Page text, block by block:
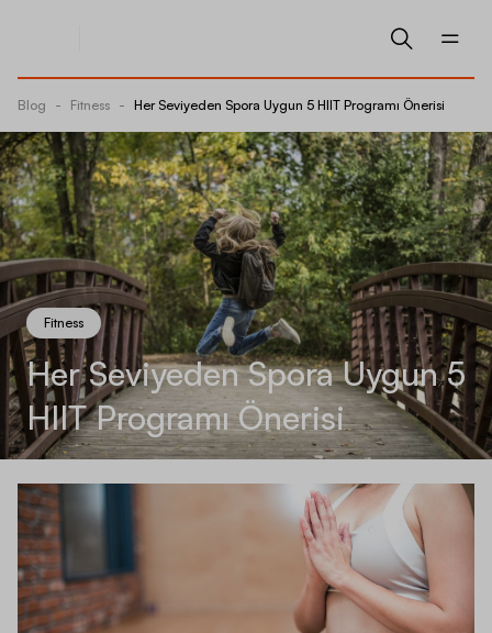
Blog - Fitness - Her Seviyeden Spora Uygun 5 HIIT Programı Önerisi
Fitness
Her Seviyeden Spora Uygun 5
HIIT Programı Önerisi